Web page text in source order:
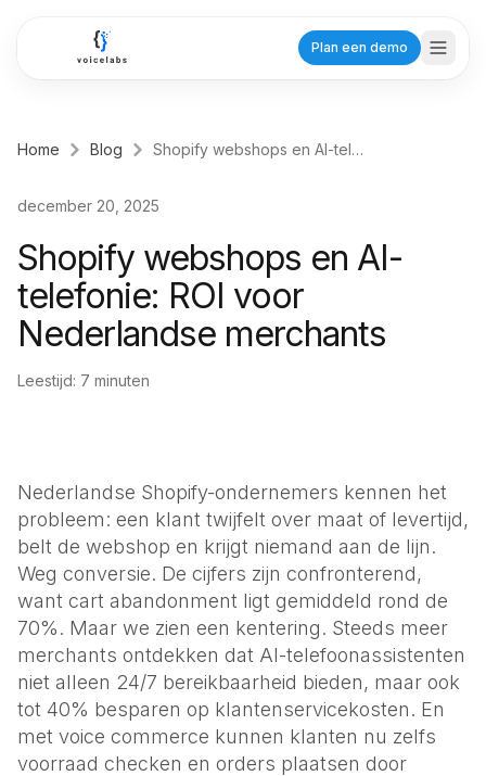
Plan een demo
Tandartsen
Planning voor praktijken
Huisartsen
Advocaten
Juridisch advies
Makelaars
Bezichtigingen plannen
Loodgieters
Service op locatie
Storingen & spoed
Bel met Robin
Home Blog Shopify webshops en AI-telefonie: ROI voor Nederlandse merchants
december 20, 2025
Shopify webshops en AI-
telefonie: ROI voor
Nederlandse merchants
Leestijd: 7 minuten
Nederlandse Shopify-ondernemers kennen het
probleem: een klant twijfelt over maat of levertijd,
belt de webshop en krijgt niemand aan de lijn.
Weg conversie. De cijfers zijn confronterend,
want cart abandonment ligt gemiddeld rond de
70%. Maar we zien een kentering. Steeds meer
merchants ontdekken dat AI-telefoonassistenten
niet alleen 24/7 bereikbaarheid bieden, maar ook
tot 40% besparen op klantenservicekosten. En
met voice commerce kunnen klanten nu zelfs
voorraad checken en orders plaatsen door